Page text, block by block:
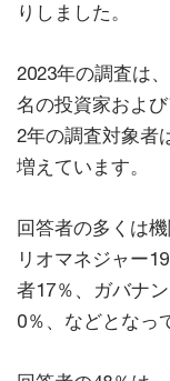
りしました。
2023年の調査は
名の投資家およ
2年の調査対象者
増えています。
回答者の多くは
リオマネジャー
者17％、ガバナ
0％、などとなっ